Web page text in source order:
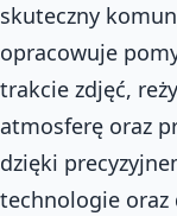
skuteczny
opracowuje
trakcie zdjęć,
atmosferę oraz
dzięki
technologie oraz